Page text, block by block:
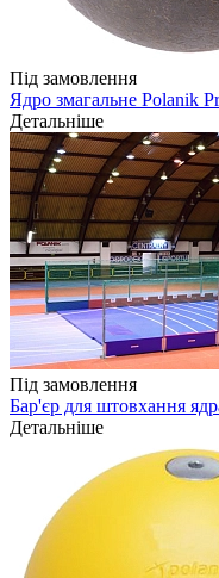
Під замовлення
Ядро змагальне Polanik
Детальніше
Під замовлення
Бар'єр для штовхання
Детальніше